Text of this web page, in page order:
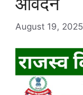
August 19, 2025